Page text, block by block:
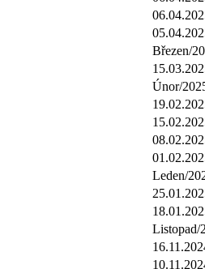
Březen/
Únor/
Leden/
Listopad/